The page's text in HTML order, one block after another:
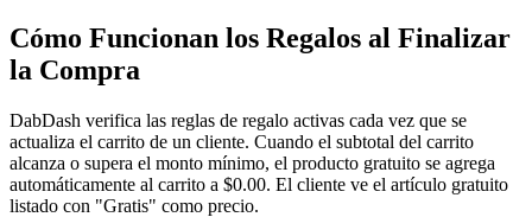
Cómo Funcionan los Regalos al Finalizar
la Compra
DabDash verifica las reglas de regalo activas cada vez que se
actualiza el carrito de un cliente. Cuando el subtotal del carrito
alcanza o supera el monto mínimo, el producto gratuito se agrega
automáticamente al carrito a $0.00. El cliente ve el artículo gratuito
listado con "Gratis" como precio.